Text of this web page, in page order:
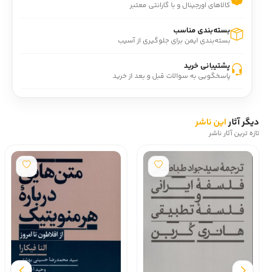
کالاهای اورجینال و با گارانتی معتبر
بسته‌بندی مناسب
بسته‌بندی ایمن برای جلوگیری از آسیب
پشتیبانی خرید
پاسخگویی به سوالات قبل و بعد از خرید
دیگر آثاراین ناشر
تازه ترین آثار ناشر